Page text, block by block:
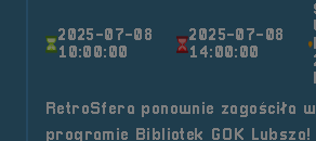
2025-07-08
10:00:00
2025-07-08
14:00:00
RetroSfera ponownie zagościła
programie Bibliotek GOK Lubsza!